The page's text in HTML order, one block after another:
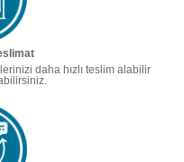
daha hızlı teslim alabilir